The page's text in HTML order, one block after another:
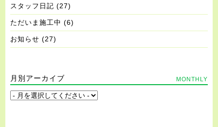
スタッフ日記 (27)
ただいま施工中 (6)
お知らせ (27)
月別アーカイブ MONTHLY